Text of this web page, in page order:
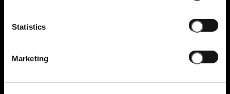
Statistics
Marketing
Eine Leiche im Louvre
Landgut Halsberg